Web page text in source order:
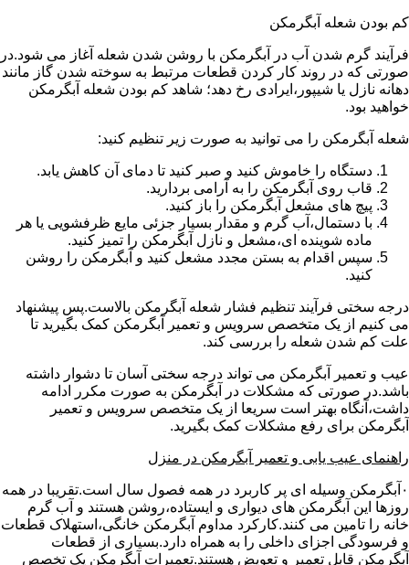
کم بودن شعله آبگرمکن
فرآیند گرم شدن آب در آبگرمکن با روشن شدن شعله آغاز می شود.در
صورتی که در روند کار کردن قطعات مرتبط به سوخته شدن گاز مانند
دهانه نازل یا شیپور،ایرادی رخ دهد؛ شاهد کم بودن شعله آبگرمکن
خواهید بود.
شعله آبگرمکن را می توانید به صورت زیر تنظیم کنید:
دستگاه را خاموش کنید و صبر کنید تا دمای آن کاهش یابد.
قاب روی آبگرمکن را به آرامی بردارید.
پیچ های مشعل آبگرمکن را باز کنید.
با دستمال،آب گرم و مقدار بسیار جزئی مایع ظرفشویی یا هر
ماده شوینده ای،مشعل و نازل آبگرمکن را تمیز کنید.
سپس اقدام به بستن مجدد مشعل کنید و آبگرمکن را روشن
کنید.
درجه سختی فرآیند تنظیم فشار شعله آبگرمکن بالاست.پس پیشنهاد
می کنیم از یک متخصص سرویس و تعمیر آبگرمکن کمک بگیرید تا
علت کم شدن شعله را بررسی کند.
عیب و تعمیر آبگرمکن می تواند درجه سختی آسان تا دشوار داشته
باشد.در صورتی که مشکلات در آبگرمکن به صورت مکرر ادامه
داشت،آنگاه بهتر است سریعا از یک متخصص سرویس و تعمیر
آبگرمکن برای رفع مشکلات کمک بگیرید.
راهنمای عیب یابی و تعمیر آبگرمکن در منزل
۰آبگرمکن وسیله ای پر کاربرد در همه فصول سال است.تقریبا در همه
روزها این آبگرمکن های دیواری و ایستاده،روشن هستند و آب گرم
خانه را تامین می کنند.کارکرد مداوم آبگرمکن خانگی،استهلاک قطعات
و فرسودگی اجزای داخلی را به همراه دارد.بسیاری از قطعات
آبگرمکن قابل تعمیر و تعویض هستند.تعمیرات آبگرمکن یک تخصص